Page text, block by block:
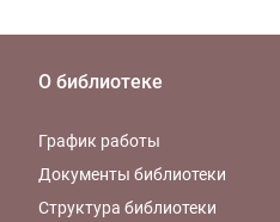
О библиотеке
График работы
Документы библиотеки
Структура библиотеки